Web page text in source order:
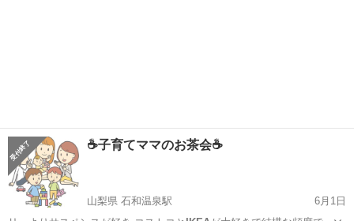
☕️子育てママのお茶会☕️
山梨県 石和温泉駅
6月1日